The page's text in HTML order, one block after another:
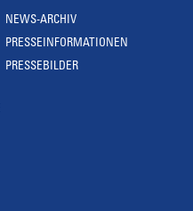
NEWS-ARCHIV
PRESSEINFORMATIONEN
PRESSEBILDER